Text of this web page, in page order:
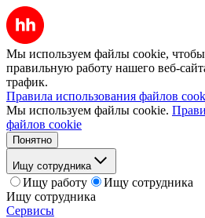
Мы используем файлы cookie, чтобы
правильную работу нашего веб-
трафик.
Правила использования файлов
Мы используем файлы cookie.
файлов cookie
Понятно
Ищу сотрудника
Ищу работу
Ищу сотрудника
Ищу сотрудника
Сервисы